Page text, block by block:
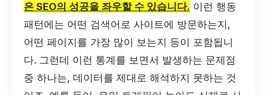
은 SEO의 성공을 좌우할 수 있습니다. 이런 행동
패턴에는 어떤 검색어로 사이트에 방문하는지,
어떤 페이지를 가장 많이 보는지 등이 포함됩니
다. 그런데 이런 통계를 보면서 발생하는 문제점
중 하나는, 데이터를 제대로 해석하지 못하는 것